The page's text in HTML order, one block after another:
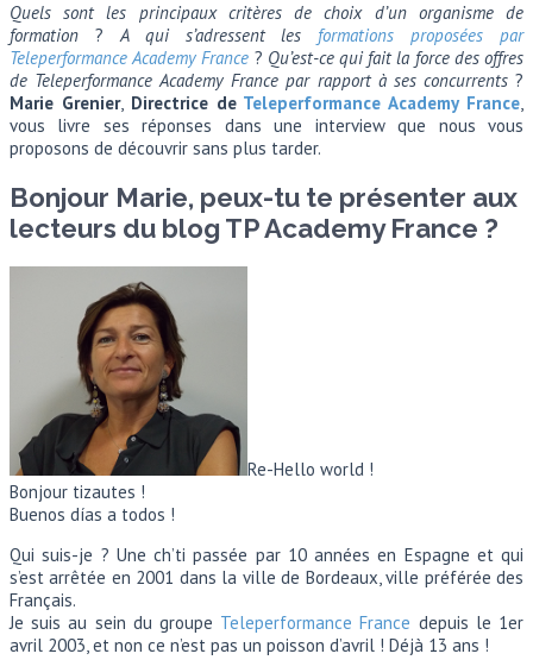
Quels sont les principaux critères de choix d’un organisme de
formation ?A qui s’adressent les formations proposées par
Teleperformance Academy France ? Qu’est-ce qui fait la force des offres
de Teleperformance Academy France par rapport à ses concurrents?
Marie Grenier, Directrice de Teleperformance Academy France,
vous livre ses réponses dans une interview que nous vous
proposons de découvrir sans plus tarder.
Bonjour Marie, peux-tu te présenter aux
lecteurs du blog TP Academy France ?
Re-Hello world !
Bonjour tizautes !
Buenos días a todos !
Qui suis-je ? Une ch’ti passée par 10 années en Espagne et qui
s’est arrêtée en 2001 dans la ville de Bordeaux, ville préférée des
Français.
Je suis au sein du groupe Teleperformance France depuis le 1er
avril 2003, et non ce n’est pas un poisson d’avril ! Déjà 13 ans !